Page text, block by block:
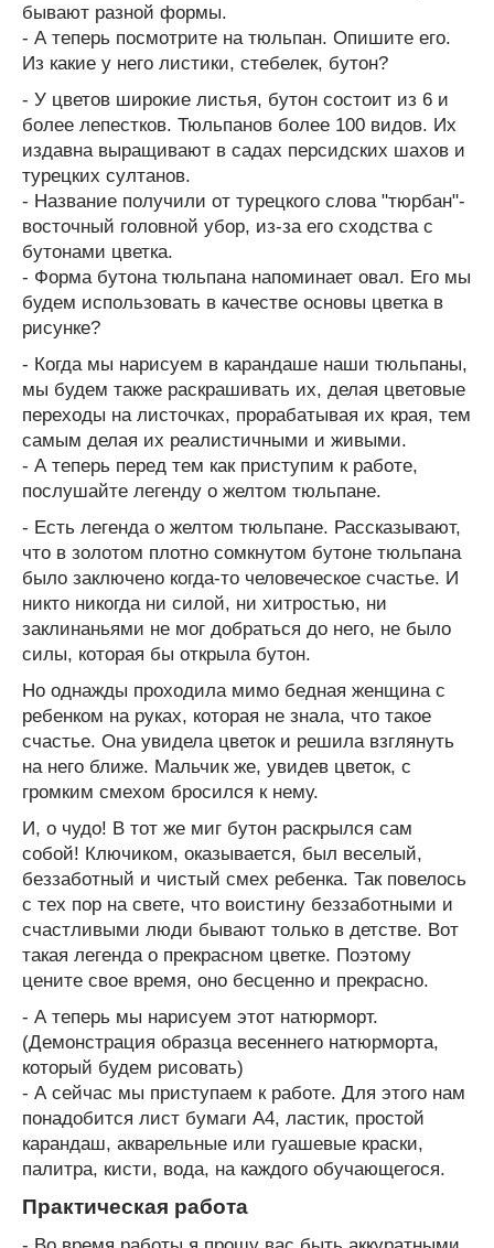
бывают разной формы.
- А теперь посмотрите на тюльпан. Опишите его.
Из какие у него листики, стебелек, бутон?
- У цветов широкие листья, бутон состоит из 6 и
более лепестков. Тюльпанов более 100 видов. Их
издавна выращивают в садах персидских шахов и
турецких султанов.
- Название получили от турецкого слова "тюрбан"-
восточный головной убор, из-за его сходства с
бутонами цветка.
- Форма бутона тюльпана напоминает овал. Его мы
будем использовать в качестве основы цветка в
рисунке?
- Когда мы нарисуем в карандаше наши тюльпаны,
мы будем также раскрашивать их, делая цветовые
переходы на листочках, прорабатывая их края, тем
самым делая их реалистичными и живыми.
- А теперь перед тем как приступим к работе,
послушайте легенду о желтом тюльпане.
- Есть легенда о желтом тюльпане. Рассказывают,
что в золотом плотно сомкнутом бутоне тюльпана
было заключено когда-то человеческое счастье. И
никто никогда ни силой, ни хитростью, ни
заклинаньями не мог добраться до него, не было
силы, которая бы открыла бутон.
Но однажды проходила мимо бедная женщина с
ребенком на руках, которая не знала, что такое
счастье. Она увидела цветок и решила взглянуть
на него ближе. Мальчик же, увидев цветок, с
громким смехом бросился к нему.
И, о чудо! В тот же миг бутон раскрылся сам
собой! Ключиком, оказывается, был веселый,
беззаботный и чистый смех ребенка. Так повелось
с тех пор на свете, что воистину беззаботными и
счастливыми люди бывают только в детстве. Вот
такая легенда о прекрасном цветке. Поэтому
цените свое время, оно бесценно и прекрасно.
- А теперь мы нарисуем этот натюрморт.
(Демонстрация образца весеннего натюрморта,
который будем рисовать)
- А сейчас мы приступаем к работе. Для этого нам
понадобится лист бумаги А4, ластик, простой
карандаш, акварельные или гуашевые краски,
палитра, кисти, вода, на каждого обучающегося.
Практическая работа